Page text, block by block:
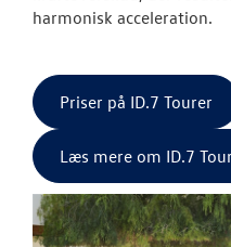
harmonisk acceleration.
Priser på ID.7 Tourer
Læs mere om ID.7